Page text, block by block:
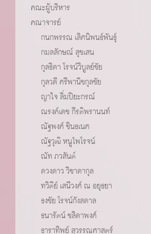
คณะผู้บริหาร
คณาจารย์
กนกพรรณ เลิศนิพนธ์พันธุ์
กมลลักษณ์ สุขเสน
กุลธิดา โรจน์วิบูลย์ชัย
กุลวดี ศรีพานิชกุลชัย
ญาใจ ลิ่มปิยะกรณ์
ณรงค์เดช กีรติพรานนท์
ณัฐพงศ์ ชินธเนศ
ณัฐวุฒิ หนูไพโรจน์
ณัท ภวสันต์
ดวงดาว วิชาดากุล
ทวิตีย์ เสนีวงศ์ ณ อยุธยา
ธงชัย โรจน์กังสดาล
ธนารัตน์ ชลิดาพงศ์
ธาราทิพย์ สุวรรณศาสตร์